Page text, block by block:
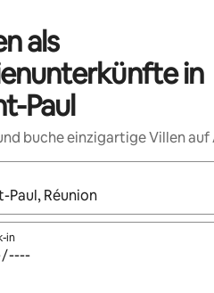
als
in
Paul
buche einzigartige Villen auf
Ergebnisse verfügbar sind,
in